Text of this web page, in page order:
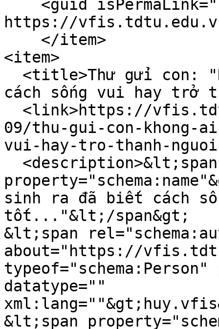
https://
<item>
cách sống vui hay
09/thu-gui-con-khong-
vui-hay-tro-thanh-
sinh ra đã biết cách
tốt..."&lt;/span&gt;
&lt;span
about="https://
typeof="schema:Person"
datatype=""
&lt;span